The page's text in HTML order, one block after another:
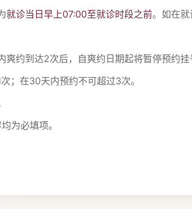
就诊当日早上07:00至就诊时段之前。如在
约到达2次后，自爽约日期起将暂停预约挂
；在30天内预约不可超过3次。
为必填项。